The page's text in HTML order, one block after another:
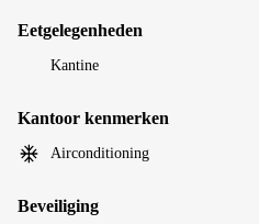
Eetgelegenheden
Kantine
Kantoor kenmerken
Airconditioning
Beveiliging